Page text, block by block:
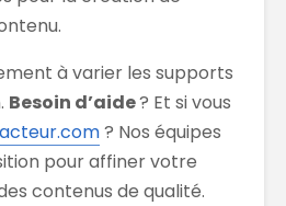
à varier les supports
Besoin d’aide? Et si vous
? Nos équipes
pour affiner votre
contenus de qualité.